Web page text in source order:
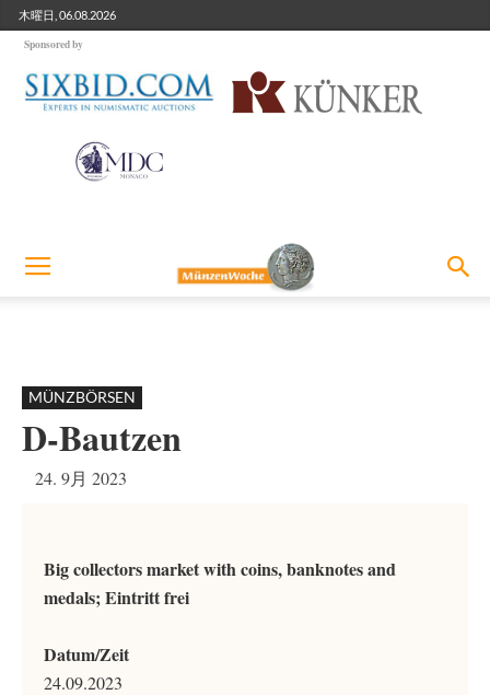
木曜日, 06.08.2026
Sponsored by
MÜNZBÖRSEN
D-Bautzen
24. 9月 2023
Big collectors market with coins, banknotes and
medals; Eintritt frei
Datum/Zeit
24.09.2023